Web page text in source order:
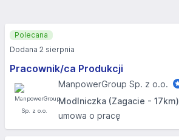
Pracownik/ca Produkcji
ManpowerGroup Sp. z o.o.
Modlniczka (Zagacie - 17km)
umowa o pracę
Polecana
Dodana 2 sierpnia